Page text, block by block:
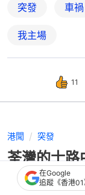
突發 車禍
我主場
11
港聞 突發
荃灣的士
營辦商即
在Google
追蹤《香港01